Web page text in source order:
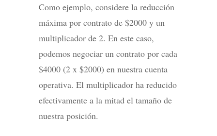
Como ejemplo, considere la reducción
máxima por contrato de $2000 y un
multiplicador de 2. En este caso,
podemos negociar un contrato por cada
$4000 (2 x $2000) en nuestra cuenta
operativa. El multiplicador ha reducido
efectivamente a la mitad el tamaño de
nuestra posición.